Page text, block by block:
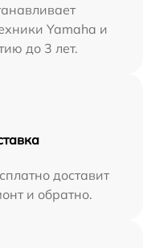
Yamaha и
до 3 лет.
доставит
и обратно.